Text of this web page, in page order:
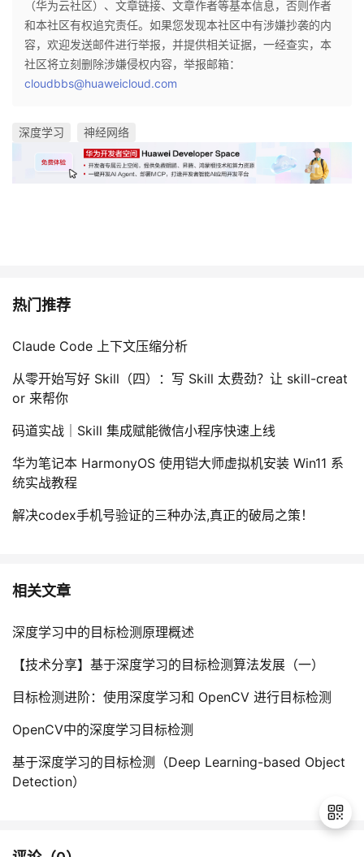
（华为云社区）、文章链接、文章作者等基本信息，否则作者
和本社区有权追究责任。如果您发现本社区中有涉嫌抄袭的内
容，欢迎发送邮件进行举报，并提供相关证据，一经查实，本
社区将立刻删除涉嫌侵权内容，举报邮箱：
cloudbbs@huaweicloud.com
深度学习 神经网络
热门推荐
Claude Code 上下文压缩分析
从零开始写好 Skill（四）：写 Skill 太费劲？让 skill-creat
or 来帮你
码道实战｜Skill 集成赋能微信小程序快速上线
华为笔记本 HarmonyOS 使用铠大师虚拟机安装 Win11 系
统实战教程
解决codex手机号验证的三种办法,真正的破局之策！
相关文章
深度学习中的目标检测原理概述
【技术分享】基于深度学习的目标检测算法发展（一）
目标检测进阶：使用深度学习和 OpenCV 进行目标检测
OpenCV中的深度学习目标检测
基于深度学习的目标检测（Deep Learning-based Object
Detection）